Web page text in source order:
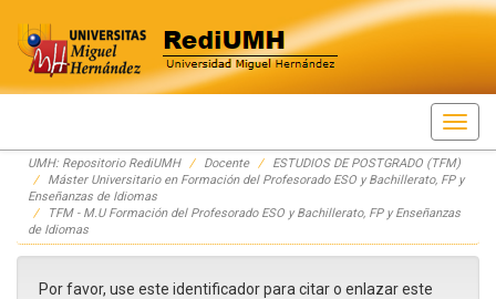
Skip
navigation
UMH: Repositorio RediUMH Docente
ESTUDIOS DE POSTGRADO (TFM)
Máster Universitario en Formación del Profesorado ESO y Bachillerato, FP y
Enseñanzas de Idiomas
TFM - M.U Formación del Profesorado ESO y Bachillerato, FP y Enseñanzas
de Idiomas
Por favor, use este identificador para citar o enlazar este